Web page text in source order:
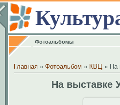
Фотоальбомы
Главная » Фотоальбом » КВЦ » На
На выставке